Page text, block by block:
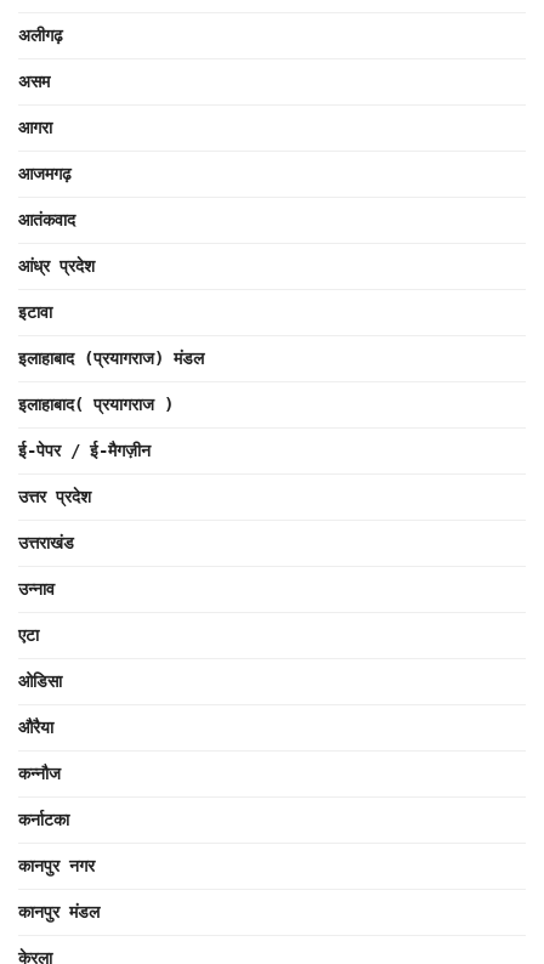
अलीगढ़
असम
आगरा
आजमगढ़
आतंकवाद
आंध्र प्रदेश
इटावा
इलाहाबाद (प्रयागराज) मंडल
इलाहाबाद( प्रयागराज )
ई-पेपर / ई-मैगज़ीन
उत्तर प्रदेश
उत्तराखंड
उन्नाव
एटा
ओडिसा
औरैया
कन्नौज
कर्नाटका
कानपुर नगर
कानपुर मंडल
केरला